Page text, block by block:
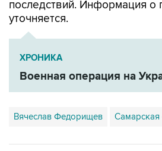
ХРОНИКА
Военная операция на
Вячеслав Федорищев Самарская